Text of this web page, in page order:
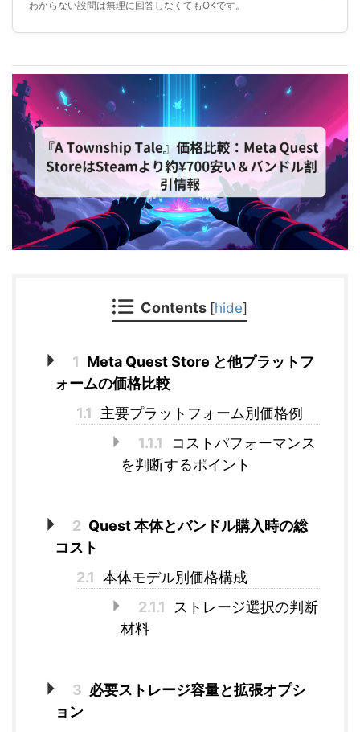
わからない設問は無理に回答しなくてもOKです。
Contents [hide]
1 Meta Quest Store と他プラットフ
ォームの価格比較
1.1
主要プラットフォーム別価格例
1.1.1
コストパフォーマンス
を判断するポイント
2 Quest 本体とバンドル購入時の総
コスト
2.1 本体モデル別価格構成
2.1.1
ストレージ選択の判断
材料
3 必要ストレージ容量と拡張オプシ
ョン